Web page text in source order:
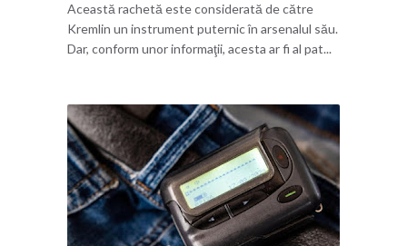
Această rachetă este considerată de către
Kremlin un instrument puternic în arsenalul său.
Dar, conform unor informaţii, acesta ar fi al pat...